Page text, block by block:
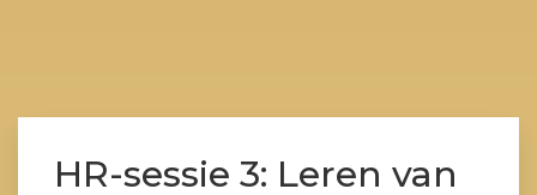
HR-sessie 3: Leren van